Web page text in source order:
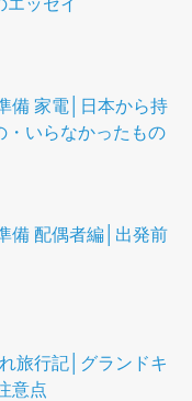
備 家電│日本から持
・いらなかったもの
備 配偶者編│出発前
旅行記│グランドキ
意点